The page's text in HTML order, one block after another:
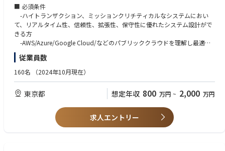
①「Biz（ビジネス）× Tech（技術）」を体現する、最上流からのコミッ
ト：
実装フェーズだけでなく、テクノロジーのプロとして顧客の課題ヒアリン
グや抽出段階から深くコミットできます。顧客に最も近いポジションで、
自分の技術がどうビジネスに直結するかを実感できます。
②デロイトグループの総合力を活かした「End to End」の経験：
DTCグループの他部門（戦略・業界特化コンサルタントなど）と密に連携
するため、多様な業界・業種の最上流戦略から実装までを一気通貫で経験
可能。技術一辺倒に留まらない、ビジネス視点を持った市場価値の高いエ
ンジニアへと成長できます。
③テックリードとして「技術」と「組織」を育てる面白さ：
プロダクトの成長に合わせた柔軟な技術選定やアーキテクチャ設計に裁量
を持てるほか、チームビルディングやメンバー育成、開発環境の整備な
ど、組織づくりにも深く関わることができます。
ローコード/ノーコード：
・Power Automate /Power Apps,UiPath,Blueprism,AutomationAnywher
e
・Dify,Gemini Enterprise,MS Copilot Studio
EMTech：
・★量子コンピュータ,★Physical AI - Robotics,★Web4
・Python,Java,TypeScript,Node.js
・Flask,FastAPI,SpringBoot,React,Next.js,Vue.js,Nuxt.js
・LangChain/LangGraph,MLflow
・★MicrosoftAgentFramework,★SemanticKernel,AutoGen
・デジタル通貨のパイロット実験のアドバイザリー
◆取り扱うソリューション
ビジネスのスピードに合わせ、モダンな開発環境を採用しています。
開発手法： アジャイル（スクラム開発）
※クライアントや案件属性によって変更あり。
Cloud:
・AWS,Azure,Google Cloud,OCI
AI/ML:
・Azure AI Foundry,OpenAI Service,Machine Learning,AI Search, Prompt
nd（一気通貫）」で支援できる圧倒的な実績と難易度の高い案件が集まる
環境です。
◆業務内容
顧客の戦略的IT投資に対して、パブリッククラウドの採用計画の策定、競
争力の高いシステム全体のグランドデザイン、モダンなアプリケーション
アーキテクチャ設計、およびクラウド運用コストの適正化等を担当いただ
きます。
ミッションクリティカルな基幹業務システムから、ビッグデータを扱う大
規模な情報系システムまで様々なシステムに携わることが可能です。
①クラウド採用計画の策定と最上流の提案（最上流）：
・顧客の経営・ビジネス戦略を理解し、テクノロジー観点での課題ヒアリ
■ 必須条件
-ハイトランザクション、ミッションクリチティカルなシステムにおい
て、リアルタイム性、信頼性、拡張性、保守性に優れたシステム設計がで
きる方
-AWS/Azure/Google Cloud/などのパブリッククラウドを理解し最適な
アーキテクチャデザインの提案ができる方
■歓迎条件
-EV車のデータを活用したビジネス知識
-ヘルスケア領域における法令に関する知識
■期待していること
-高いコミュニケーション力、論理的思考力を持ち専門技術をわかりやす
従業員数
160名 （2024年10月現在）
東京都 想定年収 800 万円 ~ 2,000 万円
求人エントリー